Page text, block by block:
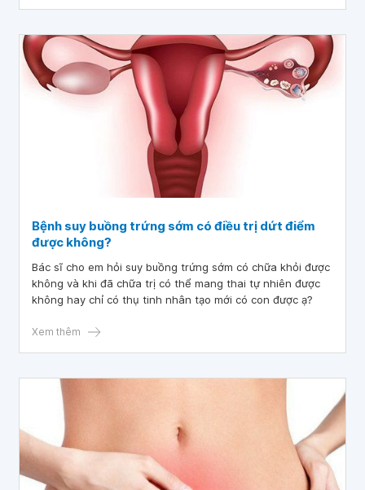
Bệnh suy buồng trứng sớm có điều trị dứt điểm
được không?
Bác sĩ cho em hỏi suy buồng trứng sớm có chữa khỏi được
không và khi đã chữa trị có thể mang thai tự nhiên được
không hay chỉ có thụ tinh nhân tạo mới có con được ạ?
Xem thêm